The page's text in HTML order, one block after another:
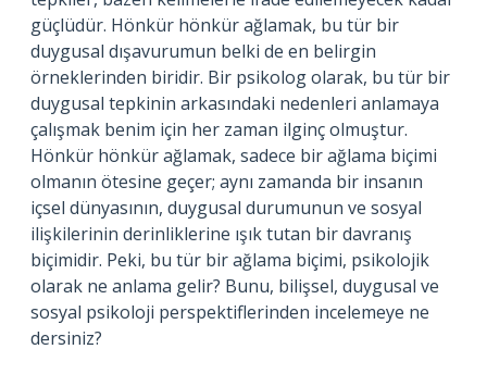
güçlüdür. Hönkür hönkür ağlamak, bu tür bir
duygusal dışavurumun belki de en belirgin
örneklerinden biridir. Bir psikolog olarak, bu tür bir
duygusal tepkinin arkasındaki nedenleri anlamaya
çalışmak benim için her zaman ilginç olmuştur.
Hönkür hönkür ağlamak, sadece bir ağlama biçimi
olmanın ötesine geçer; aynı zamanda bir insanın
içsel dünyasının, duygusal durumunun ve sosyal
ilişkilerinin derinliklerine ışık tutan bir davranış
biçimidir. Peki, bu tür bir ağlama biçimi, psikolojik
olarak ne anlama gelir? Bunu, bilişsel, duygusal ve
sosyal psikoloji perspektiflerinden incelemeye ne
dersiniz?